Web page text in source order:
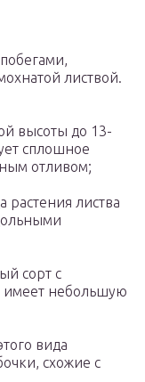
листвой.
высоты до 13-
сплошное
отливом;
растения листва
сорт с
имеет небольшую
вида
схожие с